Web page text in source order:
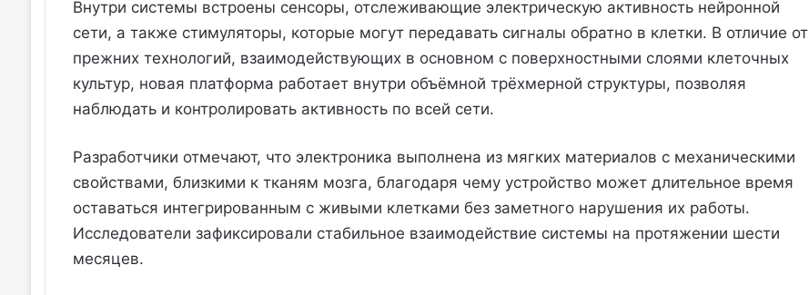
Внутри системы встроены сенсоры, отслеживающие электрическую активность нейронной
сети, а также стимуляторы, которые могут передавать сигналы обратно в клетки. В отличие от
прежних технологий, взаимодействующих в основном с поверхностными слоями клеточных
культур, новая платформа работает внутри объёмной трёхмерной структуры, позволяя
наблюдать и контролировать активность по всей сети.
Разработчики отмечают, что электроника выполнена из мягких материалов с механическими
свойствами, близкими к тканям мозга, благодаря чему устройство может длительное время
оставаться интегрированным с живыми клетками без заметного нарушения их работы.
Исследователи зафиксировали стабильное взаимодействие системы на протяжении шести
месяцев.